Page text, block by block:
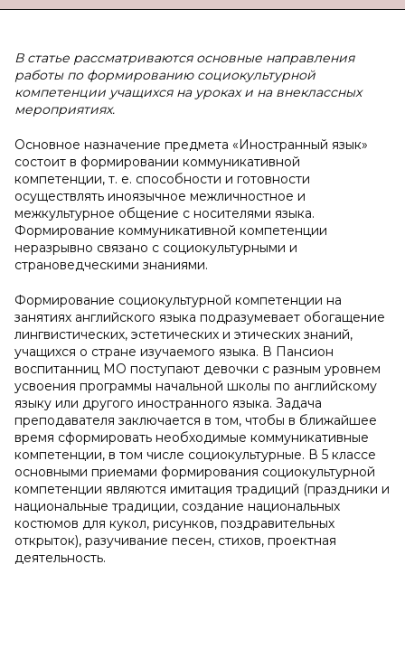
В статье рассматриваются основные направления
работы по формированию социокультурной
компетенции учащихся на уроках и на внеклассных
мероприятиях.
Основное назначение предмета «Иностранный язык»
состоит в формировании коммуникативной
компетенции, т. е. способности и готовности
осуществлять иноязычное межличностное и
межкультурное общение с носителями языка.
Формирование коммуникативной компетенции
неразрывно связано с социокультурными и
страноведческими знаниями.
Формирование социокультурной компетенции на
занятиях английского языка подразумевает обогащение
лингвистических, эстетических и этических знаний,
учащихся о стране изучаемого языка. В Пансион
воспитанниц МО поступают девочки с разным уровнем
усвоения программы начальной школы по английскому
языку или другого иностранного языка. Задача
преподавателя заключается в том, чтобы в ближайшее
время сформировать необходимые коммуникативные
компетенции, в том числе социокультурные. В 5 классе
основными приемами формирования социокультурной
компетенции являются имитация традиций (праздники и
национальные традиции, создание национальных
костюмов для кукол, рисунков, поздравительных
открыток), разучивание песен, стихов, проектная
деятельность.